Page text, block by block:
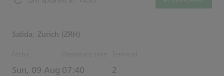
Salida: Zurich (ZRH)
Sun, 09 Aug Estimated Hora
07:40 2